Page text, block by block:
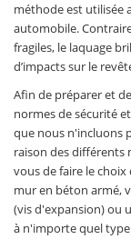
méthode est utilisée
automobile.
fragiles, le laquage
d’impacts sur le
Afin de préparer et
normes de sécurité
que nous n'incluons
raison des différents
vous de faire le
mur en béton armé,
(vis d'expansion) ou
à n'importe quel